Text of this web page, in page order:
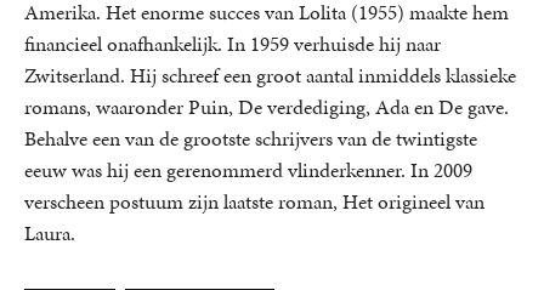
Amerika. Het enorme succes van Lolita (1955) maakte hem
financieel onafhankelijk. In 1959 verhuisde hij naar
Zwitserland. Hij schreef een groot aantal inmiddels klassieke
romans, waaronder Puin, De verdediging, Ada en De gave.
Behalve een van de grootste schrijvers van de twintigste
eeuw was hij een gerenommerd vlinderkenner. In 2009
verscheen postuum zijn laatste roman, Het origineel van
Laura.